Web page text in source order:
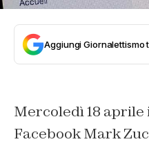
Aggiungi Giornalettismo
Mercoledì 18
Facebook Mark